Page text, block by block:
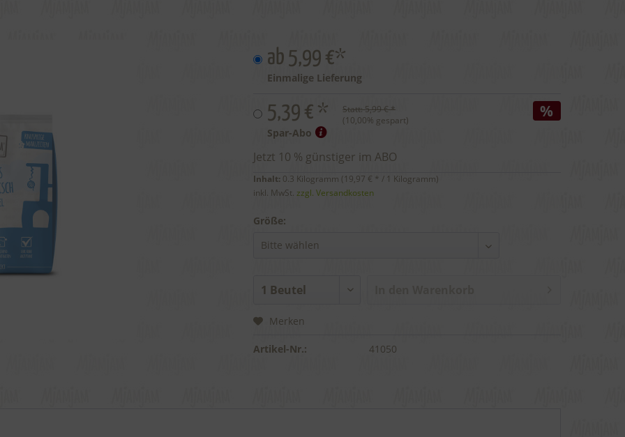
ab 5,99 €*
Einmalige Lieferung
5,39 € * Statt:5,99 € *
(10,00% gespart) %
Spar-Abo
Jetzt 10 % günstiger im ABO
Inhalt: 0.3 Kilogramm (19,97 € * / 1 Kilogramm)
inkl. MwSt.zzgl. Versandkosten
Größe:
Merken
Artikel-Nr.: 41050